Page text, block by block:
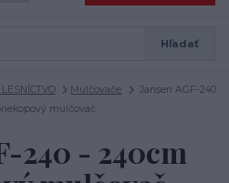
Hľadať
Mulčovače
Jansen AGF-240
mulčovač
240 - 240cm